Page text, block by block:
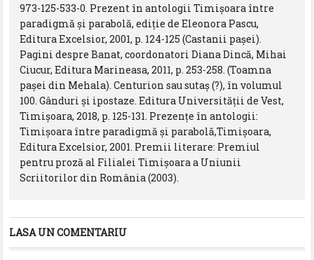
973-125-533-0. Prezent în antologii Timişoara între
paradigmă şi parabolă, ediţie de Eleonora Pascu,
Editura Excelsior, 2001, p. 124-125 (Castanii paşei).
Pagini despre Banat, coordonatori Diana Dincă, Mihai
Ciucur, Editura Marineasa, 2011, p. 253-258. (Toamna
paşei din Mehala). Centurion sau sutaș (?), în volumul
100. Gânduri și ipostaze. Editura Universității de Vest,
Timișoara, 2018, p. 125-131. Prezenţe în antologii:
Timişoara între paradigmă şi parabolă,Timişoara,
Editura Excelsior, 2001. Premii literare: Premiul
pentru proză al Filialei Timişoara a Uniunii
Scriitorilor din România (2003).
LASA UN COMENTARIU